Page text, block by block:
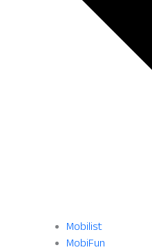
Mobilist
MobiFun